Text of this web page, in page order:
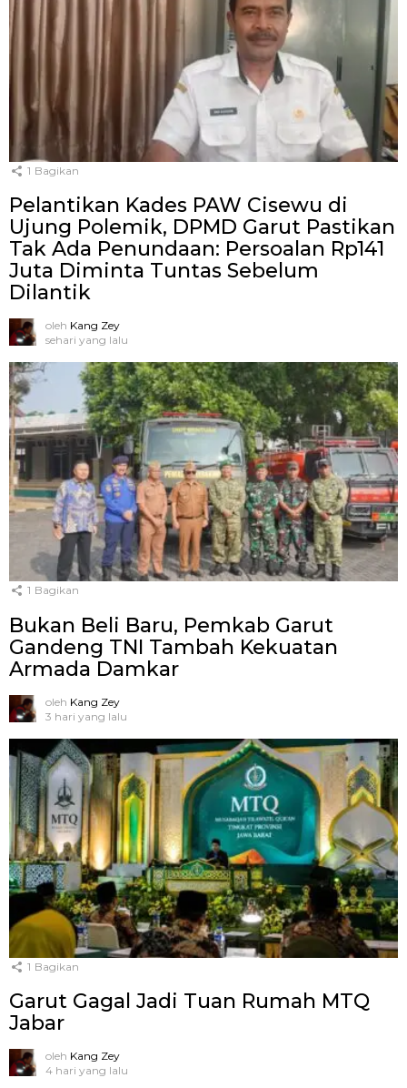
1 Bagikan
Pelantikan Kades PAW Cisewu di
Ujung Polemik, DPMD Garut Pastikan
Tak Ada Penundaan: Persoalan Rp141
Juta Diminta Tuntas Sebelum
Dilantik
oleh Kang Zey
sehari yang lalu
1 Bagikan
Bukan Beli Baru, Pemkab Garut
Gandeng TNI Tambah Kekuatan
Armada Damkar
oleh Kang Zey
3 hari yang lalu
1 Bagikan
Garut Gagal Jadi Tuan Rumah MTQ
Jabar
oleh Kang Zey
4 hari yang lalu